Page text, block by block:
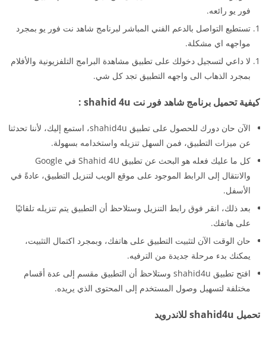
فور يو رائعه.
تستطيع التواصل بالدعم الفني المباشر لبرنامج شاهد نت فور يو بمجرد
مواجهه اي مشكلة.
لا داعي لتسجيل دخولك على تطبيق مشاهدة البرامج التلفزيونية والأفلام
بمجرد الذهاب الى واجهه التطبيق تجد كل شي.
كيفية تحميل برنامج شاهد فور نت shahid 4u :
الآن حان دورك للحصول على تطبيق shahid4u، استمع إليك، لأننا تحدثنا
عن ميزات التطبيق، فمن السهل تنزيله واستخدامه بسهولة.
كل ما عليك فعله هو البحث عن تطبيق Shahid 4U في Google
والانتقال إلى الرابط الموجود على موقع الويب لتنزيل التطبيق، عادةً في
الأسفل.
بعد ذلك، انقر فوق رابط التنزيل وستلاحظ أن التطبيق يتم تنزيله تلقائيًا
على هاتفك.
حان الوقت الآن لتثبيت التطبيق على هاتفك، وبمجرد اكتمال التثبيت،
يمكنك بدء مرحلة جديدة من الترفيه.
افتح تطبيق shahid4u وستلاحظ أن التطبيق مقسم إلى عدة أقسام
مختلفة لتسهيل وصول المستخدم إلى المحتوى الذي يريده.
تحميل shahid4u للاندرويد